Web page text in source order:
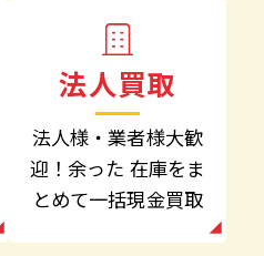
法人買取
法人様・業者様大歓
迎！余った 在庫をま
とめて一括現金買取